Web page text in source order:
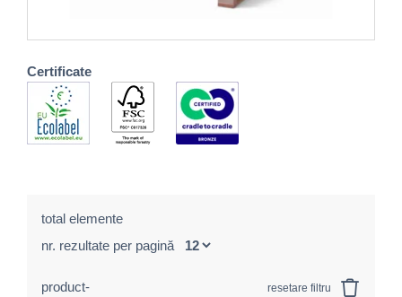
Certificate
total elemente
nr. rezultate per pagină
product-
resetare filtru